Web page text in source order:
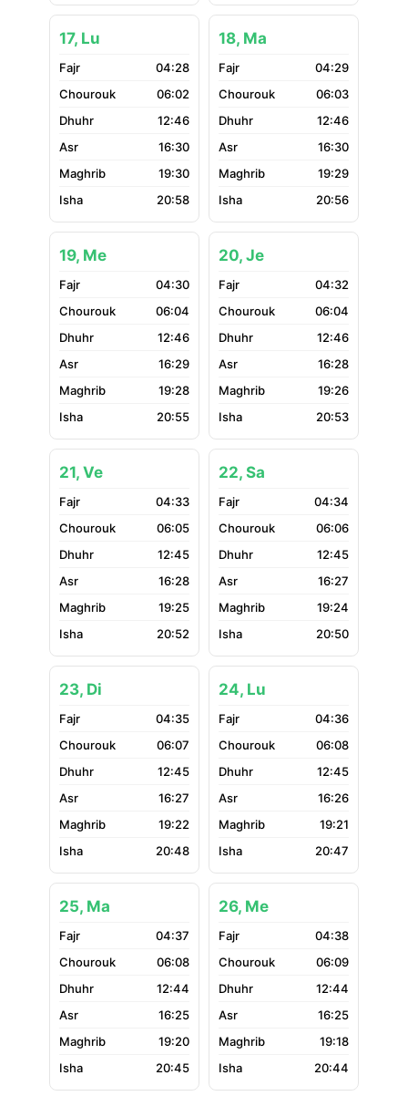
17, Lu
04:28
06:02
12:46
16:30
19:30
20:58
18, Ma
04:29
06:03
12:46
16:30
19:29
20:56
19, Me
04:30
06:04
12:46
16:29
19:28
20:55
20, Je
04:32
06:04
12:46
16:28
19:26
20:53
21, Ve
04:33
06:05
12:45
16:28
19:25
20:52
22, Sa
04:34
06:06
12:45
16:27
19:24
20:50
23, Di
04:35
06:07
12:45
16:27
19:22
20:48
24, Lu
04:36
06:08
12:45
16:26
19:21
20:47
25, Ma
04:37
06:08
12:44
16:25
19:20
20:45
26, Me
04:38
06:09
12:44
16:25
19:18
20:44